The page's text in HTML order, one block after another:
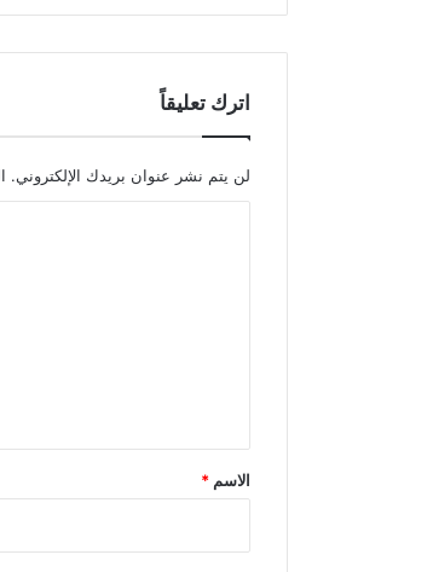
اترك تعليقاً
لن يتم نشر عنوان بريدك الإلكتروني.
*
الاسم *